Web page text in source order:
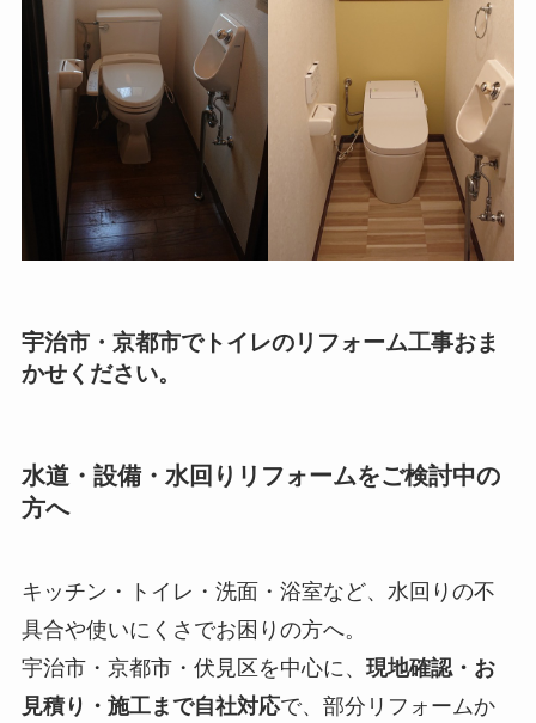
宇治市・京都市でトイレのリフォーム工事おま
かせください。
水道・設備・水回りリフォームをご検討中の
方へ
キッチン・トイレ・洗面・浴室など、水回りの不
具合や使いにくさでお困りの方へ。
宇治市・京都市・伏見区を中心に、 現地確認・お
見積り・施工まで自社対応で、部分リフォームか